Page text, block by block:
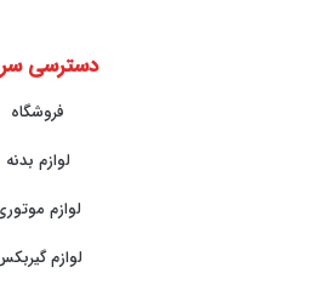
دسترسی
فروشگاه
لوازم بدنه
لوازم
لوازم